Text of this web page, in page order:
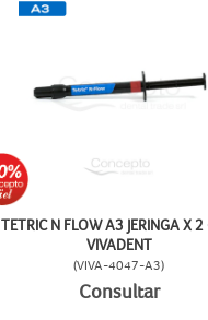
TETRIC N FLOW A3 JERINGA X 2
VIVADENT
(VIVA-4047-A3)
Consultar